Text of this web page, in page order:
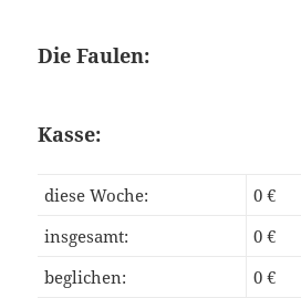
Die Faulen:
Kasse:
diese Woche:
0 €
insgesamt:
0 €
beglichen:
0 €